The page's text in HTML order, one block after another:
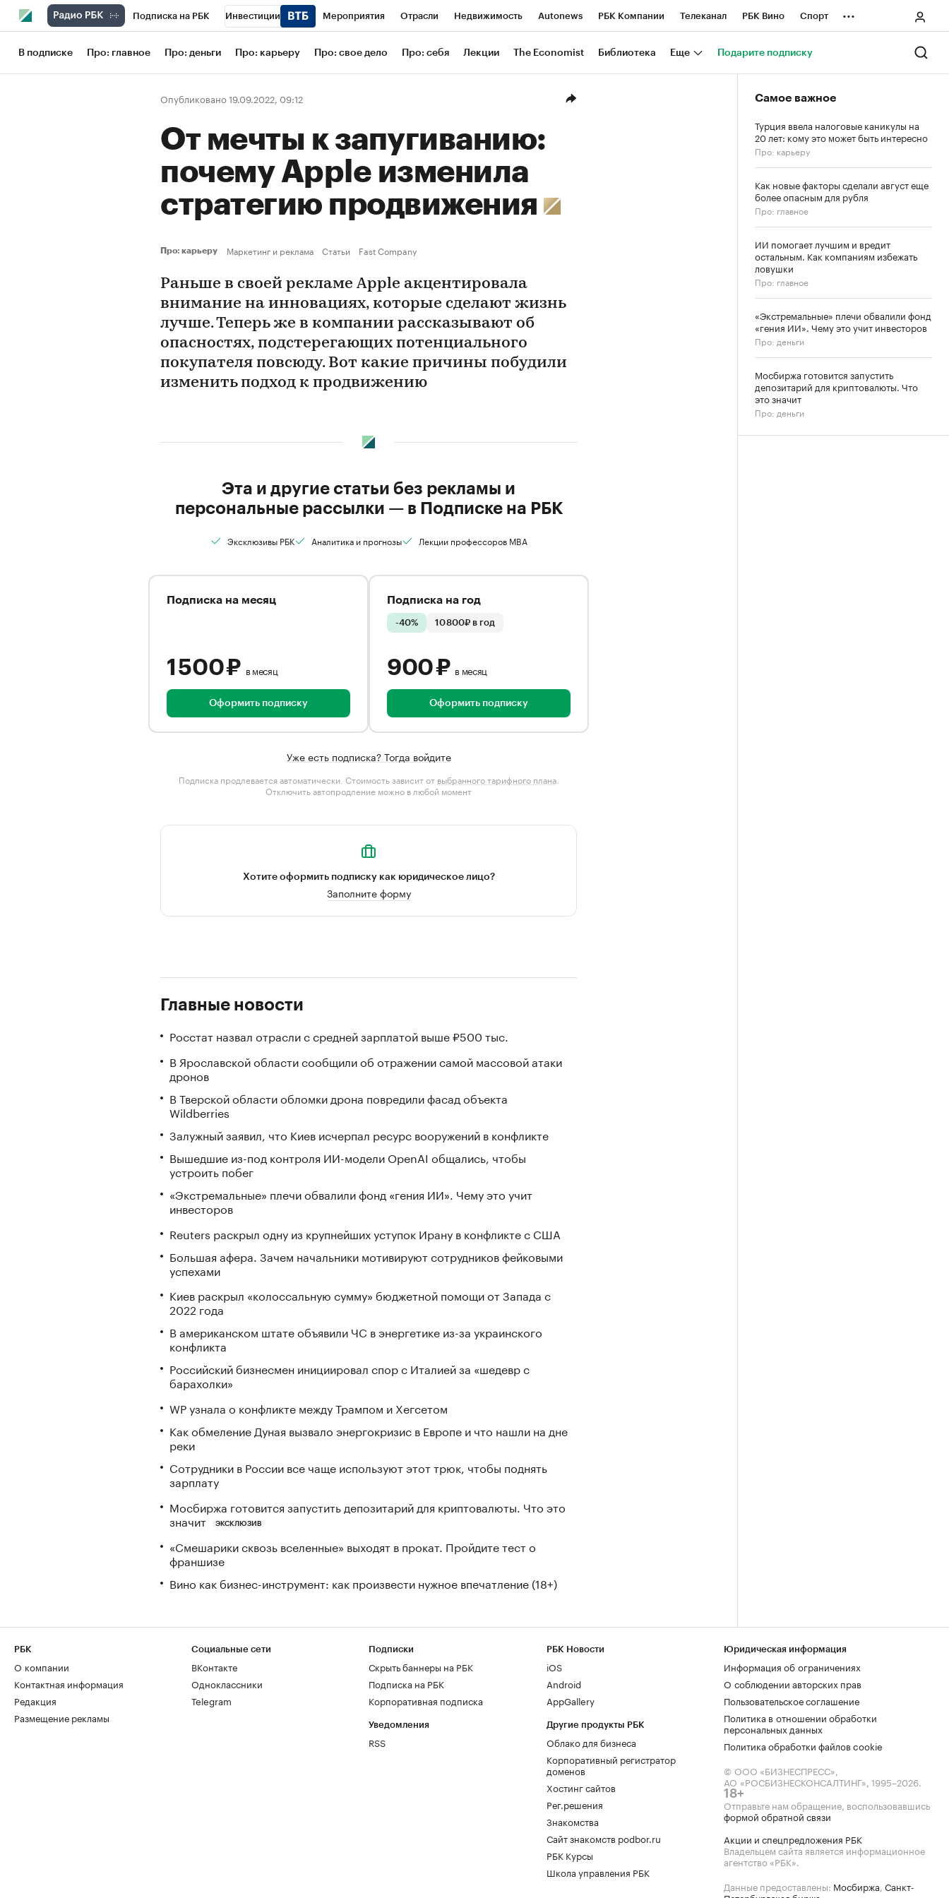
Подписка на РБК Инвестиции Мероприятия Отрасли Недвижимость Autonews РБК Компании Телеканал РБК Вино Спорт
Школа управления РБК РБК Образование РБК Life Тренды Визионеры Национальные проекты Город
Рынок наличной валюты
...
В подписке Про: главное Про: деньги Про: карьеру Про: свое дело Про: себя Лекции The Economist Библиотека Еще Подарите подписку
Опубликовано 19.09.2022, 09:12
От мечты к запугиванию:
почему Apple изменила
стратегию продвижения
Про: карьеру Маркетинг и реклама Статьи Fast Company
Раньше в своей рекламе Apple акцентировала
внимание на инновациях, которые сделают жизнь
лучше. Теперь же в компании рассказывают об
опасностях, подстерегающих потенциального
покупателя повсюду. Вот какие причины побудили
изменить подход к продвижению
Эта и другие статьи без рекламы и
персональные рассылки — в Подписке на РБК
Эксклюзивы РБК Аналитика и прогнозы Лекции профессоров MBA
Подписка на месяц
1 500 ₽ в месяц
Оформить подписку
Подписка на год
-40% 10 800₽ в год
900 ₽ в месяц
Оформить подписку
Уже есть подписка? Тогда войдите
Подписка продлевается автоматически. Стоимость зависит от выбранного тарифного плана.
Отключить автопродление можно в любой момент
Хотите оформить подписку как юридическое лицо?
Заполните форму
Главные новости
Росстат назвал отрасли с средней зарплатой выше ₽500 тыс.
В Ярославской области сообщили об отражении самой массовой атаки
дронов
В Тверской области обломки дрона повредили фасад объекта
Wildberries
Залужный заявил, что Киев исчерпал ресурс вооружений в конфликте
Вышедшие из-под контроля ИИ-модели OpenAI общались, чтобы
устроить побег
«Экстремальные» плечи обвалили фонд «гения ИИ». Чему это учит
инвесторов
Reuters раскрыл одну из крупнейших уступок Ирану в конфликте с США
Большая афера. Зачем начальники мотивируют сотрудников фейковыми
успехами
Киев раскрыл «колоссальную сумму» бюджетной помощи от Запада с
2022 года
В американском штате объявили ЧС в энергетике из-за украинского
конфликта
Российский бизнесмен инициировал спор с Италией за «шедевр с
барахолки»
WP узнала о конфликте между Трампом и Хегсетом
Как обмеление Дуная вызвало энергокризис в Европе и что нашли на дне
реки
Сотрудники в России все чаще используют этот трюк, чтобы поднять
зарплату
Мосбиржа готовится запустить депозитарий для криптовалюты. Что это
значит
ЭКСКЛЮЗИВ
«Смешарики сквозь вселенные» выходят в прокат. Пройдите тест о
франшизе
Вино как бизнес-инструмент: как произвести нужное впечатление (18+)
Самое важное
Турция ввела налоговые каникулы на
20 лет: кому это может быть интересно
Про: карьеру
Как новые факторы сделали август еще
более опасным для рубля
Про: главное
ИИ помогает лучшим и вредит
остальным. Как компаниям избежать
ловушки
Про: главное
«Экстремальные» плечи обвалили фонд
«гения ИИ». Чему это учит инвесторов
Про: деньги
Мосбиржа готовится запустить
депозитарий для криптовалюты. Что
это значит
Про: деньги
РБК
О компании
Контактная информация
Редакция
Размещение рекламы
Социальные сети
ВКонтакте
Одноклассники
Telegram
Подписки
Скрыть баннеры на РБК
Подписка на РБК
Корпоративная подписка
Уведомления
RSS
РБК Новости
iOS
Android
AppGallery
Другие продукты РБК
Облако для бизнеса
Корпоративный регистратор
доменов
Хостинг сайтов
Рег.решения
Знакомства
Сайт знакомств podbor.ru
РБК Курсы
Школа управления РБК
Юридическая информация
Информация об ограничениях
О соблюдении авторских прав
Пользовательское соглашение
Политика в отношении обработки
персональных данных
Политика обработки файлов cookie
© ООО «БИЗНЕСПРЕСС»,
АО «РОСБИЗНЕСКОНСАЛТИНГ», 1995–2026.
18+
Отправьте нам обращение, воспользовавшись
формой обратной связи
Акции и спецпредложения РБК
Владельцем сайта является информационное
агентство «РБК».
Данные предоставлены: Мосбиржа, Санкт-